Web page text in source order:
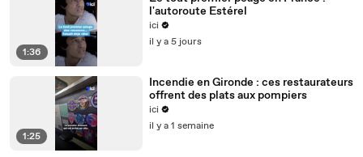
1:36
l'autoroute Estérel
ici
il y a 5 jours
1:25
Incendie en Gironde : ces restaurateurs
offrent des plats aux pompiers
ici
il y a 1 semaine